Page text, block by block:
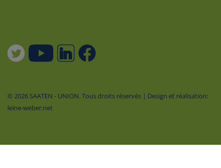
© 2026 SAATEN - UNION. Tous droits réservés | Design et réalisation:
leine-weber.net